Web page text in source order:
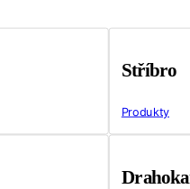
Stříbro
Produkty